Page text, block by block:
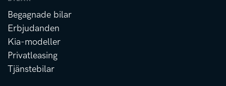
Begagnade bilar
Erbjudanden
Kia-modeller
Privatleasing
Tjänstebilar